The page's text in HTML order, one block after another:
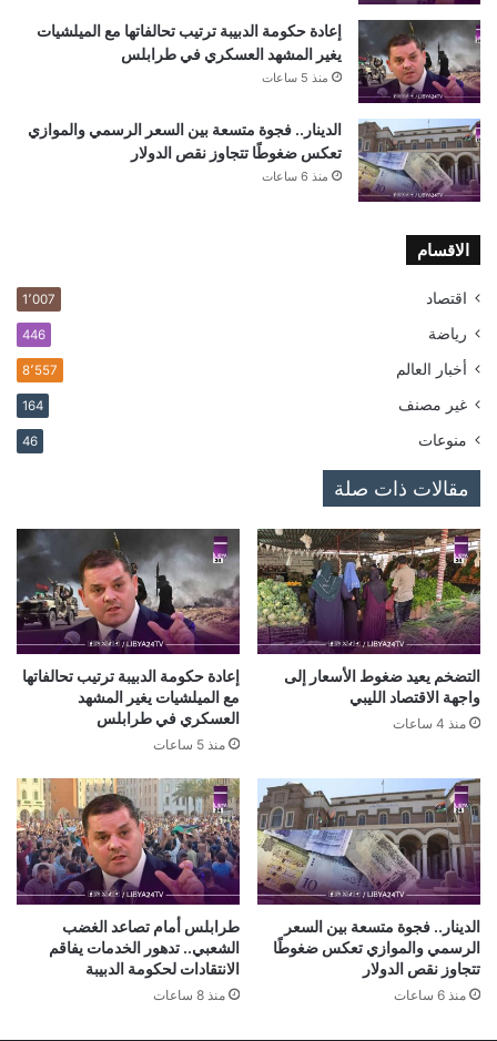
إعادة حكومة الدبيبة ترتيب تحالفاتها مع الميلشيات
يغير المشهد العسكري في طرابلس
منذ 5 ساعات
الدينار.. فجوة متسعة بين السعر الرسمي والموازي
تعكس ضغوطًا تتجاوز نقص الدولار
منذ 6 ساعات
الاقسام
اقتصاد 1٬007
رياضة 446
أخبار العالم 8٬557
غير مصنف 164
منوعات 46
مقالات ذات صلة
التضخم يعيد ضغوط الأسعار إلى
واجهة الاقتصاد الليبي
منذ 4 ساعات
إعادة حكومة الدبيبة ترتيب تحالفاتها
مع الميلشيات يغير المشهد
العسكري في طرابلس
منذ 5 ساعات
الدينار.. فجوة متسعة بين السعر
الرسمي والموازي تعكس ضغوطًا
تتجاوز نقص الدولار
منذ 6 ساعات
طرابلس أمام تصاعد الغضب
الشعبي.. تدهور الخدمات يفاقم
الانتقادات لحكومة الدبيبة
منذ 8 ساعات